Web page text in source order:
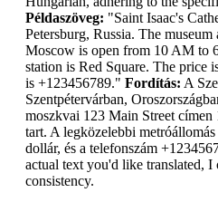
Példaszöveg: "Saint Isaac's
Petersburg, Russia. The
Moscow is open from 10 AM to
station is Red Square. The price
is +123456789." Fordítás: A
Szentpétervárban,
moszkvai 123 Main Street
tart. A legközelebbi
dollár, és a telefonszám
actual text you'd like translated, I
consistency.